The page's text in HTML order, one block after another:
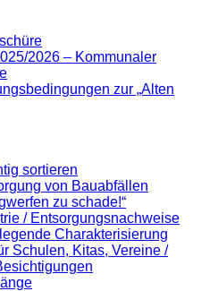
2026 – Kommunaler
zur „Alten
sortieren
von Bauabfällen
zu schade!“
/ Entsorgungsnachweise
Charakterisierung
Schulen, Kitas, Vereine /